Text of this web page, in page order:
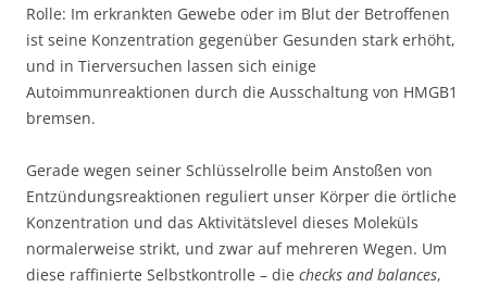
Rolle: Im erkrankten Gewebe oder im Blut der Betroffenen
ist seine Konzentration gegenüber Gesunden stark erhöht,
und in Tierversuchen lassen sich einige
Autoimmunreaktionen durch die Ausschaltung von HMGB1
bremsen.
Gerade wegen seiner Schlüsselrolle beim Anstoßen von
Entzündungsreaktionen reguliert unser Körper die örtliche
Konzentration und das Aktivitätslevel dieses Moleküls
normalerweise strikt, und zwar auf mehreren Wegen. Um
diese raffinierte Selbstkontrolle – die checks and balances,